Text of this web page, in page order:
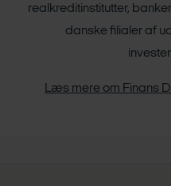
realkreditinstitutter,
danske filialer af
Læs mere om Finans